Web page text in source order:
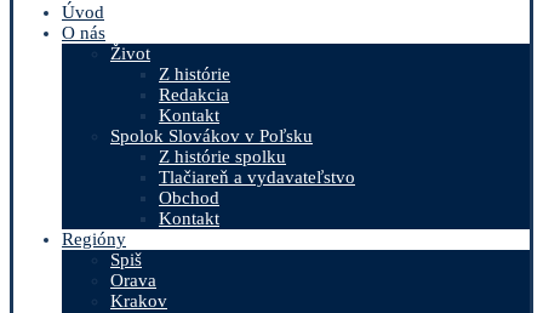
Úvod
O nás
Život
Z histórie
Redakcia
Kontakt
Spolok Slovákov v Poľsku
Z histórie spolku
Tlačiareň a vydavateľstvo
Obchod
Kontakt
Regióny
Spiš
Orava
Krakov